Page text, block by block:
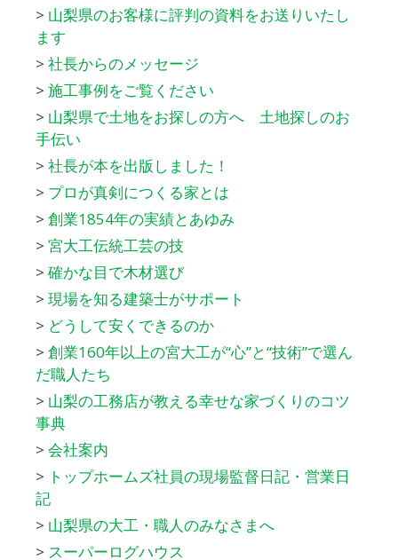
> 山梨県のお客様に評判の資料をお送りいたし
ます
> 社長からのメッセージ
> 施工事例をご覧ください
> 山梨県で土地をお探しの方へ 土地探しのお
手伝い
> 社長が本を出版しました！
> プロが真剣につくる家とは
> 創業1854年の実績とあゆみ
> 宮大工伝統工芸の技
> 確かな目で木材選び
> 現場を知る建築士がサポート
> どうして安くできるのか
> 創業160年以上の宮大工が“心”と“技術”で選ん
だ職人たち
> 山梨の工務店が教える幸せな家づくりのコツ
事典
> 会社案内
> トップホームズ社員の現場監督日記・営業日
記
> 山梨県の大工・職人のみなさまへ
> スーパーログハウス